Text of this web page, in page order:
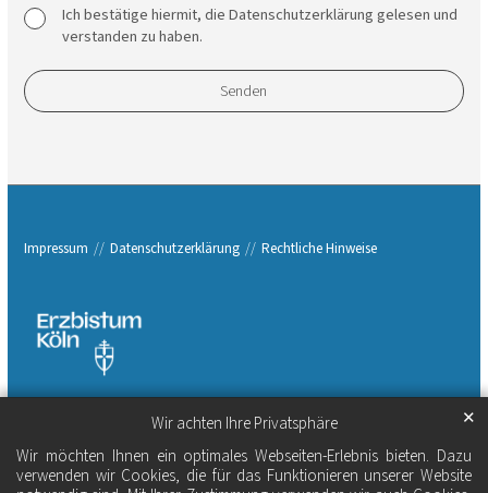
Wir achten Ihre Privatsphäre
Wir möchten Ihnen ein optimales Webseiten-Erlebnis bieten. Dazu
verwenden wir Cookies, die für das Funktionieren unserer Website
✕
Ich bestätige hiermit, die Datenschutzerklärung gelesen und
verstanden zu haben.
Impressum Datenschutzerklärung Rechtliche Hinweise